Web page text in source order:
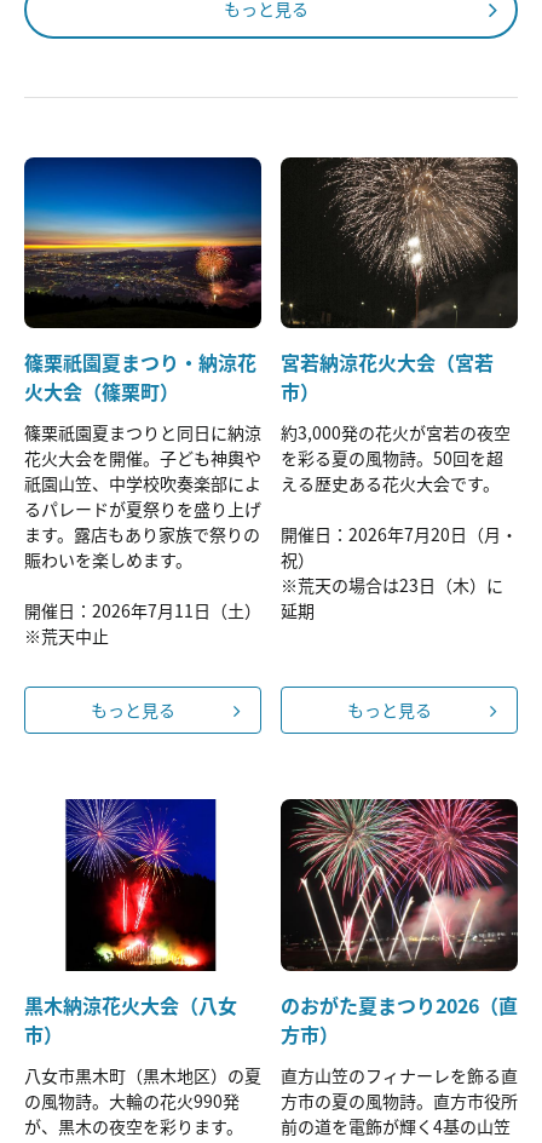
もっと見る
篠栗祇園夏まつり・納涼花
火大会（篠栗町）
篠栗祇園夏まつりと同日に納涼
花火大会を開催。子ども神輿や
祇園山笠、中学校吹奏楽部によ
るパレードが夏祭りを盛り上げ
ます。露店もあり家族で祭りの
賑わいを楽しめます。
開催日：2026年7月11日（土）
※荒天中止
もっと見る
宮若納涼花火大会（宮若
市）
約3,000発の花火が宮若の夜空
を彩る夏の風物詩。50回を超
える歴史ある花火大会です。
開催日：2026年7月20日（月・
祝）
※荒天の場合は23日（木）に
延期
もっと見る
黒木納涼花火大会（八女
市）
八女市黒木町（黒木地区）の夏
の風物詩。大輪の花火990発
が、黒木の夜空を彩ります。
のおがた夏まつり2026（直
方市）
直方山笠のフィナーレを飾る直
方市の夏の風物詩。直方市役所
前の道を電飾が輝く4基の山笠